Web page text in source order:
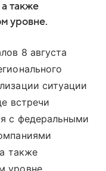
также
уровне.
8 августа
ситуации
встречи
с федеральными
также
уровне.